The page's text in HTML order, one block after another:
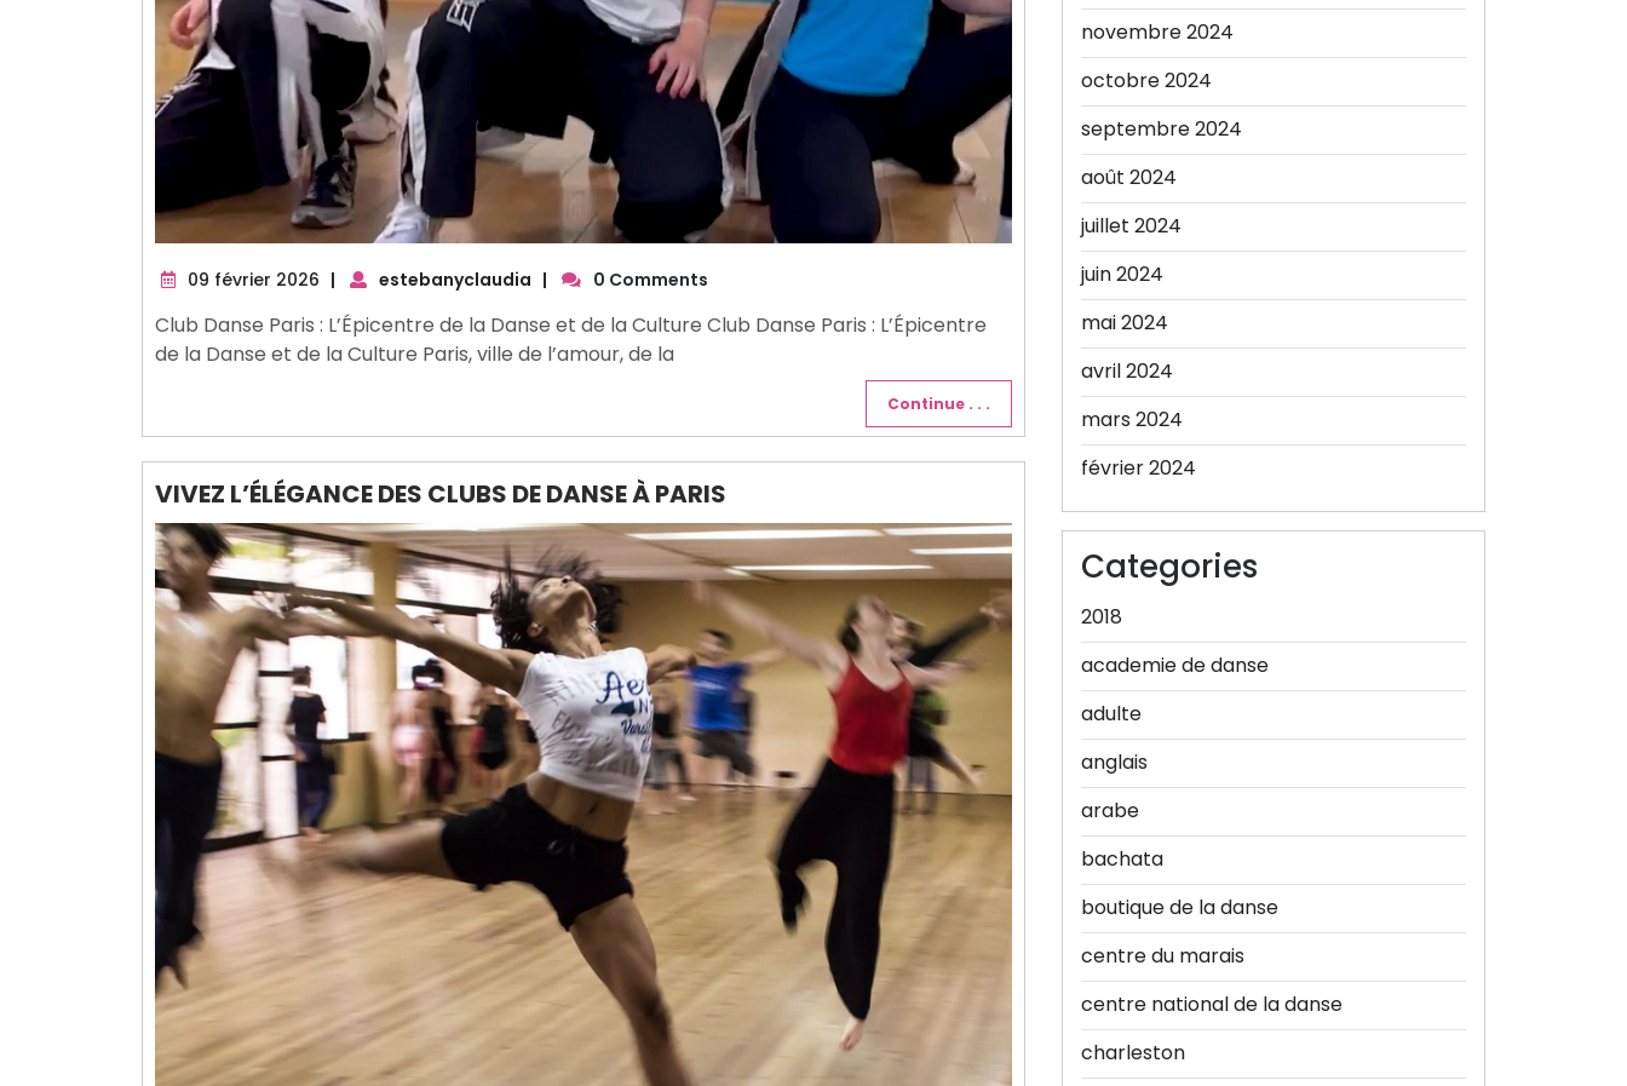
09 février 2026 09
2026
| estebanyclaudia | 0 Comments
Club Danse Paris : L’Épicentre de la Danse et de la Culture Club Danse Paris : L’Épicentre
de la Danse et de la Culture Paris, ville de l’amour, de la
Continue . . .
VIVEZ L’ÉLÉGANCE DES CLUBS DE DANSE À PARIS
novembre 2024
octobre 2024
septembre 2024
août 2024
juillet 2024
juin 2024
mai 2024
avril 2024
mars 2024
février 2024
Categories
2018
academie de danse
adulte
anglais
arabe
bachata
boutique de la danse
centre du marais
centre national de la danse
charleston